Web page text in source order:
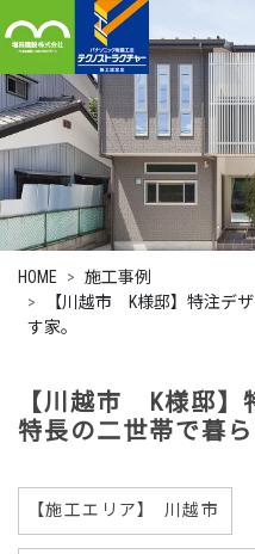
HOME
施工事例
【川越市 K様邸】特注デ
す家。
【川越市 K様邸】
特長の二世帯で暮ら
【施工エリア】 川越市